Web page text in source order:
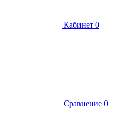
Кабинет 0
Сравнение 0